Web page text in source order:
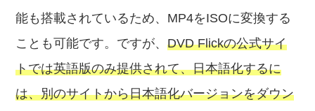
能も搭載されているため、MP4をISOに変換する
ことも可能です。ですが、DVD Flickの公式サイ
トでは英語版のみ提供されて、日本語化するに
は、別のサイトから日本語化バージョンをダウン